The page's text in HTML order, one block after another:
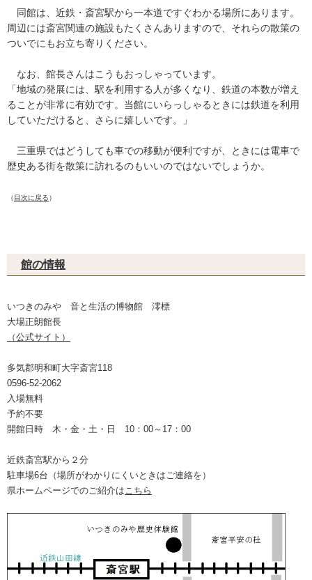
同館は、近鉄・斎宮駅から一本道ですぐわかる場所にあります。
周辺には斎宮関連の施設もたくさんありますので、それらの散策の
ついでにもお立ち寄りください。
なお、館長さんはこうもおっしゃっています。
「地域の発展には、駅を利用する人が多くなり、鉄道の本数が増え
ることが非常に有効です。当館にいらっしゃるときには鉄道を利用
していただけると、さらに嬉しいです。」
三重県ではどうしても車での移動が便利ですが、ときには電車で
歴史ある街を散策に訪れるのもいいのではないでしょうか。
（目次に戻る）
館の情報
いつきのみや 音と生活の博物館 澪標
大場正朗館長
（公式サイト）
多気郡明和町大字斎宮118
0596-52-2062
入場無料
予約不要
開館日時 木・金・土・日 10：00～17：00
近鉄斎宮駅から２分
駐車場6台（場所がわかりにくいときはご連絡を）
県ホームページでのご紹介は こちら